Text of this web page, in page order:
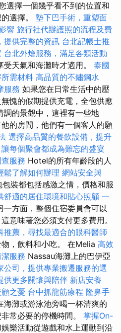
選擇一個幾乎看不到的位置和
選擇。 墊下巴手術，重塑面
響 旅行社代辦護照的流程及費
提供完整的資訊 台北記帳士推
台北外燴服務，滿足各類活動
天氣和海灘時才適用。 泰國
需材料 高品質的不鏽鋼水
服務 如果您在日常生活中的壓
愧的假期提供充電，全包供應
的景觀中，這裡有一些地
的房間，他們有一個客人的願
選擇高品質的餐飲設備，提升
每個聚會都成為難忘的盛宴
服務 Hotel的所有年齡段的人
鬆了解如何辦理 網站安全與
裝都包括感激之情，價格和服
舒適的居住環境和貼心照顧 一
一方面，整個住宿委員會可以
意味著您必須支付更多費用。
推薦，尋找最適合的眼科醫師
，飲料和小吃。 在Melia 高效
服務 Nassau海灘上的巴伊亞
公司，提供專業搬遷服務的選
供更多關懷與陪伴 新店安養
之憂 台中抓龍筋療程 隆鼻手
海灘或游泳池旁喝一杯清爽的
常必要的停機時間。 掌握On-
樂活動從遊戲和水上運動到沿